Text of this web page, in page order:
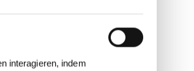
interagieren, indem